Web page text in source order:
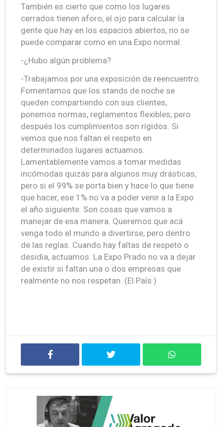
También es cierto que como los lugares
cerrados tienen aforo, el ojo para calcular la
gente que hay en los espacios abiertos, no se
puede comparar como en una Expo normal.
-¿Hubo algún problema?
-Trabajamos por una exposición de reencuentro.
Fomentamos que los stands de noche se
queden compartiendo con sus clientes,
ponemos normas, reglamentos flexibles, pero
después los cumplimientos son rígidos. Si
vemos que nos faltan el respeto en
determinados lugares actuamos.
Lamentablemente vamos a tomar medidas
incómodas quizás para algunos muy drásticas,
pero si el 99% se porta bien y hace lo que tiene
que hacer, ese 1% no va a poder venir a la Expo
el año siguiente. Son cosas que vamos a
manejar de esa manera. Queremos que acá
venga todo el mundo a divertirse, pero dentro
de las reglas. Cuando hay faltas de respeto o
desidia, actuamos. La Expo Prado no va a dejar
de existir si faltan una o dos empresas que
realmente no nos respetan. (El País )